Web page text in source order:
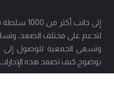
إلى جانب
لتدعم على مختلف الصعد،
وتسعى الجمعية للوصول إلى
بوضوح كيف تصمد هذه